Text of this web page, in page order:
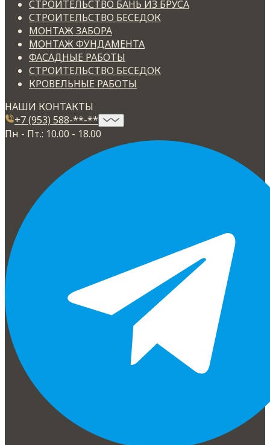
СТРОИТЕЛЬСТВО БАНЬ ИЗ БРУСА
СТРОИТЕЛЬСТВО БЕСЕДОК
МОНТАЖ ЗАБОРА
МОНТАЖ ФУНДАМЕНТА
ФАСАДНЫЕ РАБОТЫ
СТРОИТЕЛЬСТВО БЕСЕДОК
КРОВЕЛЬНЫЕ РАБОТЫ
НАШИ КОНТАКТЫ
+7 (953) 588-**-**
Пн - Пт.: 10.00 - 18.00